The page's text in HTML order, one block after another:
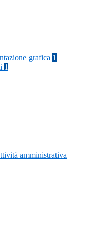
grafica 1
1
amministrativa